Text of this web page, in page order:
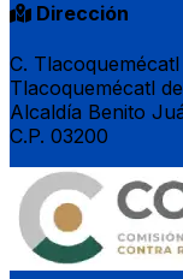
Dirección
C.
Tlacoquemécatl
Alcaldía Benito
C.P. 03200